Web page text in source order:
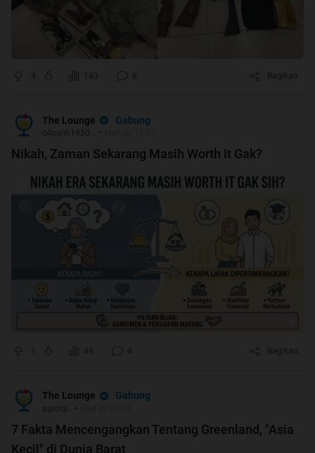
4 143 6 Bagikan
The Lounge Gabung
c4punk1950... •
Nikah, Zaman Sekarang Masih Worth It Gak?
49 4 Bagikan
The Lounge Gabung
aurora.. •
7 Fakta Mencengangkan Tentang Greenland, "Asia
Kecil" di Dunia Barat